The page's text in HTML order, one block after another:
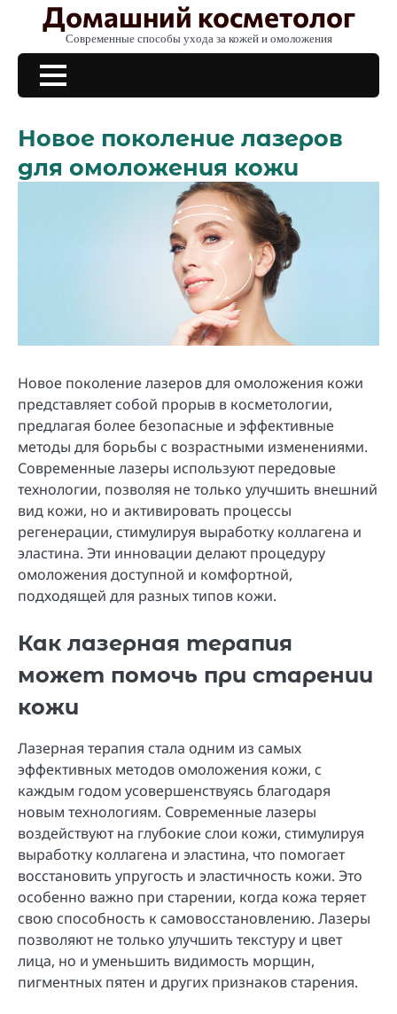
content
Домашний косметолог
Современные способы ухода за кожей и омоложения
Новое поколение лазеров
для омоложения кожи
Новое поколение лазеров для омоложения кожи
представляет собой прорыв в косметологии,
предлагая более безопасные и эффективные
методы для борьбы с возрастными изменениями.
Современные лазеры используют передовые
технологии, позволяя не только улучшить внешний
вид кожи, но и активировать процессы
регенерации, стимулируя выработку коллагена и
эластина. Эти инновации делают процедуру
омоложения доступной и комфортной,
подходящей для разных типов кожи.
Как лазерная терапия
может помочь при старении
кожи
Лазерная терапия стала одним из самых
эффективных методов омоложения кожи, с
каждым годом усовершенствуясь благодаря
новым технологиям. Современные лазеры
воздействуют на глубокие слои кожи, стимулируя
выработку коллагена и эластина, что помогает
восстановить упругость и эластичность кожи. Это
особенно важно при старении, когда кожа теряет
свою способность к самовосстановлению. Лазеры
позволяют не только улучшить текстуру и цвет
лица, но и уменьшить видимость морщин,
пигментных пятен и других признаков старения.